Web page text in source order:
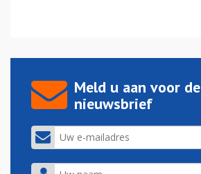
Meld u aan voor de
nieuwsbrief